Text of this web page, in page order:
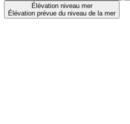
Élévation niveau mer
Élévation prévue du niveau de la mer